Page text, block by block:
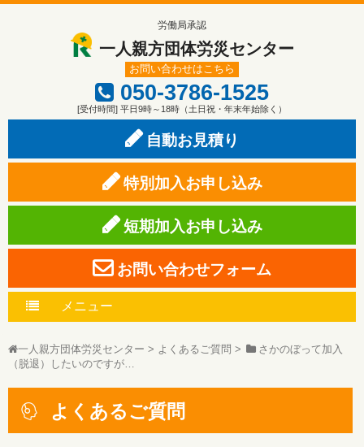
労働局承認
一人親方団体労災センター
お問い合わせはこちら
050-3786-1525
[受付時間] 平日9時～18時（土日祝・年末年始除く）
自動お見積り
特別加入お申し込み
短期加入お申し込み
お問い合わせフォーム
メニュー
一人親方団体労災センター > よくあるご質問 >
さかのぼって加入
（脱退）したいのですが…
よくあるご質問